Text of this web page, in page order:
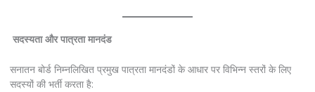
सदस्यता और पात्रता मानदंड
सनातन बोर्ड निम्नलिखित प्रमुख पात्रता मानदंडों के आधार पर विभिन्न स्तरों के लिए
सदस्यों की भर्ती करता है: